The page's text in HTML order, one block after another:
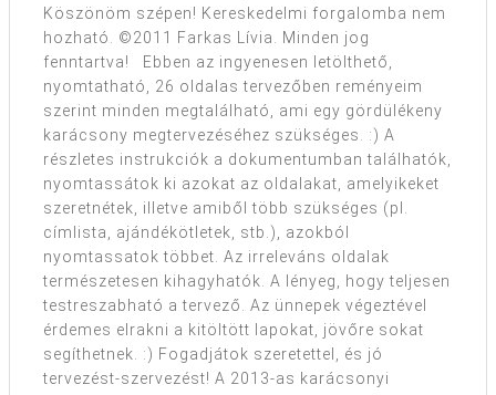
Köszönöm szépen! Kereskedelmi forgalomba nem
hozható. ©2011 Farkas Lívia. Minden jog
fenntartva! Ebben az ingyenesen letölthető,
nyomtatható, 26 oldalas tervezőben reményeim
szerint minden megtalálható, ami egy gördülékeny
karácsony megtervezéséhez szükséges. :) A
részletes instrukciók a dokumentumban találhatók,
nyomtassátok ki azokat az oldalakat, amelyikeket
szeretnétek, illetve amiből több szükséges (pl.
címlista, ajándékötletek, stb.), azokból
nyomtassatok többet. Az irreleváns oldalak
természetesen kihagyhatók. A lényeg, hogy teljesen
testreszabható a tervező. Az ünnepek végeztével
érdemes elrakni a kitöltött lapokat, jövőre sokat
segíthetnek. :) Fogadjátok szeretettel, és jó
tervezést-szervezést! A 2013-as karácsonyi